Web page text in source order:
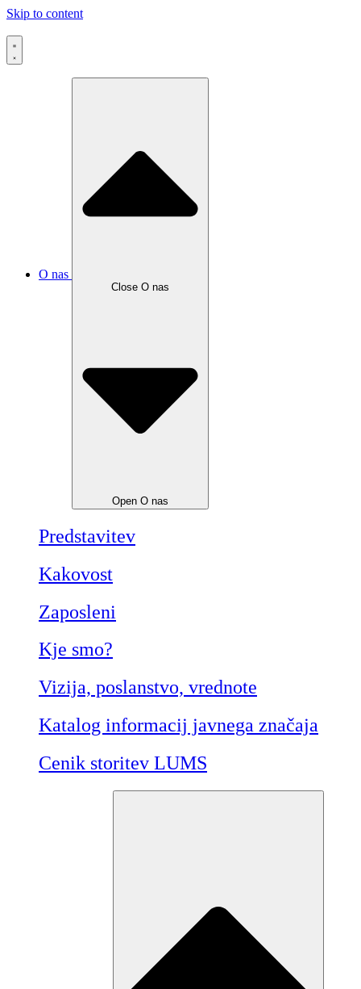
Skip to content
O nas
Close O nas
Open O nas
Predstavitev
Kakovost
Zaposleni
Kje smo?
Vizija, poslanstvo, vrednote
Katalog informacij javnega značaja
Cenik storitev LUMS